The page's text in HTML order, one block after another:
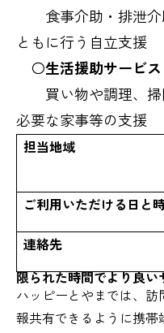
食事介助・排泄介
ともに行う自立支援
〇生活援助サービス
買い物や調理、掃
必要な家事等の支援
担当地域
ご利用いただける日と
連絡先
限られた時間でより良
ハッピーとやまでは、
報共有できるように携帯